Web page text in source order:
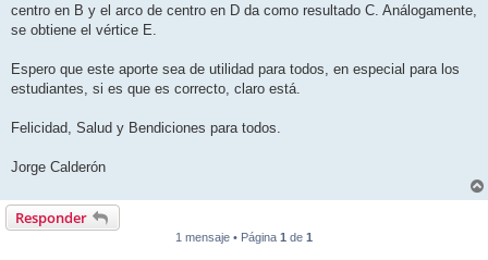
centro en B y el arco de centro en D da como resultado C. Análogamente,
se obtiene el vértice E.
Espero que este aporte sea de utilidad para todos, en especial para los
estudiantes, si es que es correcto, claro está.
Felicidad, Salud y Bendiciones para todos.
Jorge Calderón
Responder
1 mensaje • Página 1 de 1